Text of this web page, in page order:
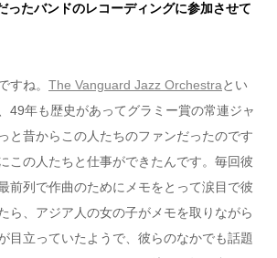
ったバンドのレコーディングに参加させて
すね。 The Vanguard Jazz Orchestraとい
49年も歴史があってグラミー賞の常連ジャ
と昔からこの人たちのファンだったのです
この人たちと仕事ができたんです。毎回彼
前列で作曲のためにメモをとって涙目で彼
ら、アジア人の女の子がメモを取りながら
目立っていたようで、彼らのなかでも話題